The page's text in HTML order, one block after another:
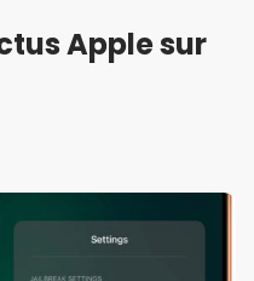
Apple sur